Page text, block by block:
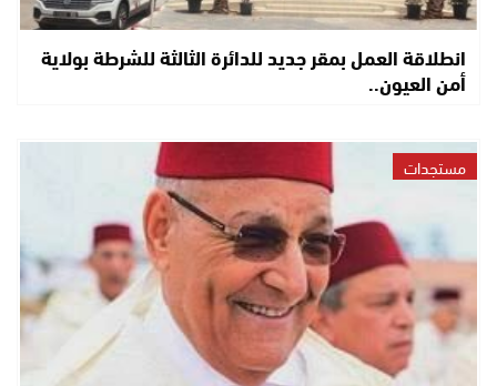
انطلاقة العمل بمقر جديد للدائرة الثالثة للشرطة بولاية
أمن العيون..
مستجدات